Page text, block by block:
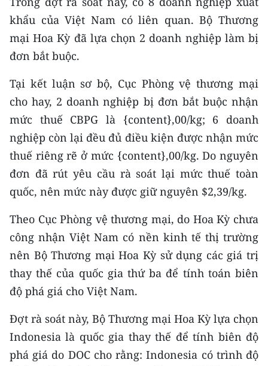
CHƯƠNG TRÌNH OCOP - MỖI XÃ
MỘT SẢN PHẨM
RADIO
MEDIA CENTER
E-Magazine
Video
Media Chính trị
Media Kinh tế
Media Văn hóa
Media Xã hội
Media Pháp luật
Media Du lịch
Media Thế giới
Media Thể thao
khẩu của Việt Nam có liên quan. Bộ Thương
mại Hoa Kỳ đã lựa chọn 2 doanh nghiệp làm bị
đơn bắt buộc.
Tại kết luận sơ bộ, Cục Phòng vệ thương mại
cho hay, 2 doanh nghiệp bị đơn bắt buộc nhận
mức thuế CBPG là {content},00/kg; 6 doanh
nghiệp còn lại đều đủ điều kiện được nhận mức
thuế riêng rẽ ở mức {content},00/kg. Do nguyên
đơn đã rút yêu cầu rà soát lại mức thuế toàn
quốc, nên mức này được giữ nguyên $2,39/kg.
Theo Cục Phòng vệ thương mại, do Hoa Kỳ chưa
công nhận Việt Nam có nền kinh tế thị trường
nên Bộ Thương mại Hoa Kỳ sử dụng các giá trị
thay thế của quốc gia thứ ba để tính toán biên
độ phá giá cho Việt Nam.
Đợt rà soát này, Bộ Thương mại Hoa Kỳ lựa chọn
Indonesia là quốc gia thay thế để tính biên độ
phá giá do DOC cho rằng: Indonesia có trình độ